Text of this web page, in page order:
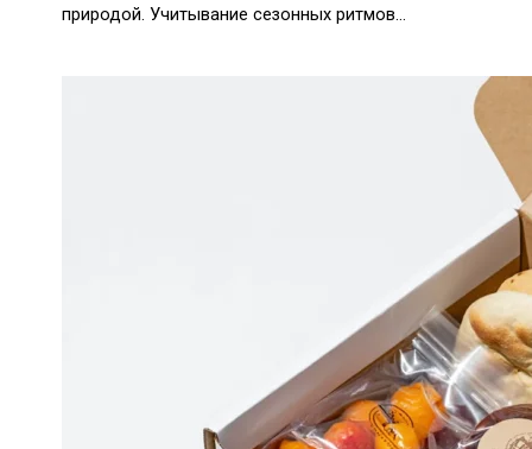
природой. Учитывание сезонных ритмов…